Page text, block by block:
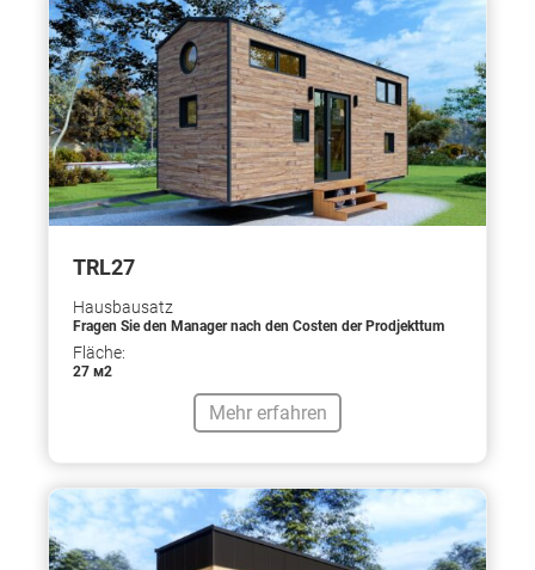
TRL27
Hausbausatz
Fragen Sie den Manager nach den Costen der Prodjekttum
Fläche:
27 м2
Mehr erfahren